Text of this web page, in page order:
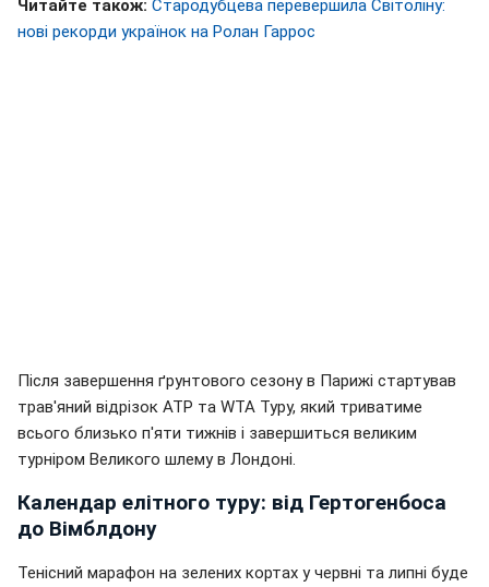
Читайте також: Стародубцева перевершила Світоліну:
нові рекорди українок на Ролан Гаррос
Після завершення ґрунтового сезону в Парижі стартував
трав'яний відрізок ATP та WTA Туру, який триватиме
всього близько п'яти тижнів і завершиться великим
турніром Великого шлему в Лондоні.
Календар елітного туру: від Гертогенбоса
до Вімблдону
Тенісний марафон на зелених кортах у червні та липні буде